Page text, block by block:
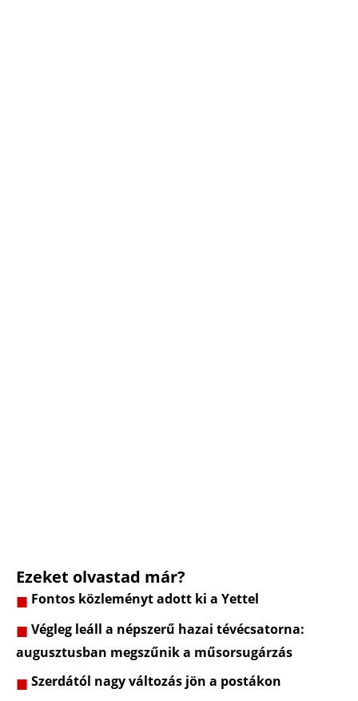
Ezeket olvastad már?
Fontos közleményt adott ki a Yettel
Végleg leáll a népszerű hazai tévécsatorna:
augusztusban megszűnik a műsorsugárzás
Szerdától nagy változás jön a postákon